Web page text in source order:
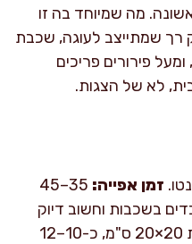
מה שמיוחד בה זו
רך שמתייצב לעוגה, שכבת
פירורים פריכים
לא של הצגות.
זמן אפייה:
35–45
בשכבות וחשוב דיוק
תבנית מרובעת 20×20 ס"מ, כ-10–12